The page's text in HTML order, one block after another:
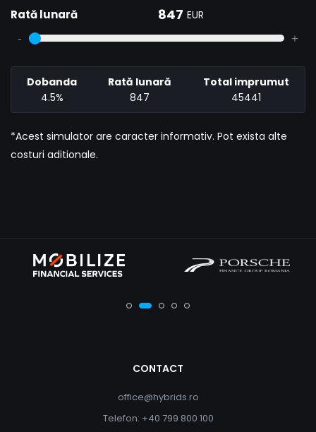
Rată lunară 847 EUR
- +
Dobanda
4.5%
Rată lunară
847
Total imprumut
45441
*Acest simulator are caracter informativ. Pot exista alte
costuri aditionale.
CONTACT
office@hybrids.ro
Telefon: +40 799 800 100